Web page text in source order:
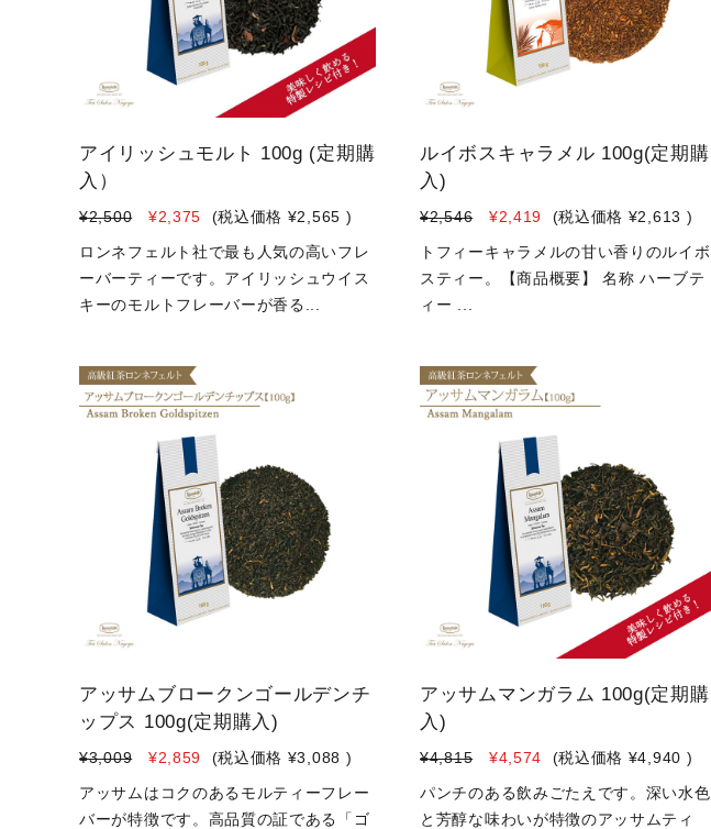
アイリッシュモルト 100g (定期購
入）
¥2,500 ¥2,375 (税込価格 ¥2,565 )
ロンネフェルト社で最も人気の高いフレ
ーバーティーです。アイリッシュウイス
キーのモルトフレーバーが香る...
ルイボスキャラメル 100g(定期購
入)
¥2,546 ¥2,419 (税込価格 ¥2,613 )
トフィーキャラメルの甘い香りのルイボ
スティー。【商品概要】 名称 ハーブテ
ィー ...
アッサムブロークンゴールデンチ
ップス 100g(定期購入)
¥3,009 ¥2,859 (税込価格 ¥3,088 )
アッサムはコクのあるモルティーフレー
バーが特徴です。高品質の証である「ゴ
アッサムマンガラム 100g(定期購
入)
¥4,815 ¥4,574 (税込価格 ¥4,940 )
パンチのある飲みごたえです。深い水色
と芳醇な味わいが特徴のアッサムティ